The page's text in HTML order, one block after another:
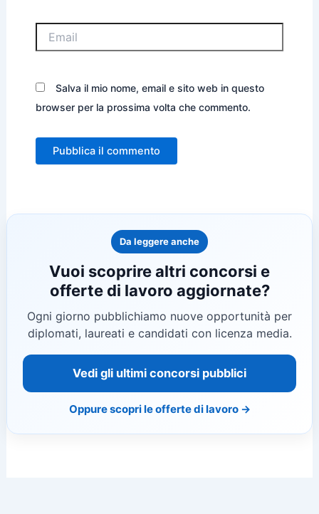
Salva il mio nome, email e sito web in questo
browser per la prossima volta che commento.
Da leggere anche
Vuoi scoprire altri concorsi e
offerte di lavoro aggiornate?
Ogni giorno pubblichiamo nuove opportunità per
diplomati, laureati e candidati con licenza media.
Vedi gli ultimi concorsi pubblici
Oppure scopri le offerte di lavoro →